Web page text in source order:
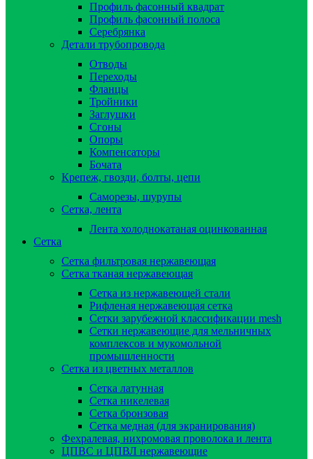
Профиль фасонный квадрат
Профиль фасонный полоса
Серебрянка
Детали трубопровода
Отводы
Переходы
Фланцы
Тройники
Заглушки
Сгоны
Опоры
Компенсаторы
Бочата
Крепеж, гвозди, болты, цепи
Саморезы, шурупы
Сетка, лента
Лента холоднокатаная оцинкованная
Сетка
Сетка фильтровая нержавеющая
Сетка тканая нержавеющая
Сетка из нержавеющей стали
Рифленая нержавеющая сетка
Сетки зарубежной классификации mesh
Сетки нержавеющие для мельничных
комплексов и мукомольной
промышленности
Сетка из цветных металлов
Сетка латунная
Сетка никелевая
Сетка бронзовая
Сетка медная (для экранирования)
Фехралевая, нихромовая проволока и лента
ЦПВС и ЦПВЛ нержавеющие